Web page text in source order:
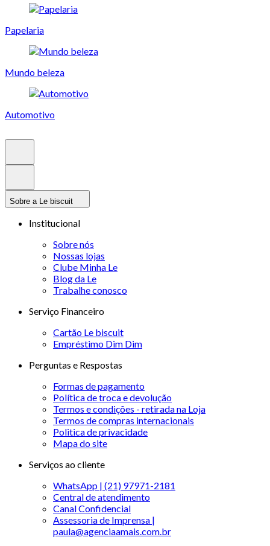
Papelaria
Mundo beleza
Automotivo
Sobre a Le biscuit
Institucional
Sobre nós
Nossas lojas
Clube Minha Le
Blog da Le
Trabalhe conosco
Serviço Financeiro
Cartão Le biscuit
Empréstimo Dim Dim
Perguntas e Respostas
Formas de pagamento
Política de troca e devolução
Termos e condições - retirada na Loja
Termos de compras internacionais
Politica de privacidade
Mapa do site
Serviços ao cliente
WhatsApp | (21) 97971-2181
Central de atendimento
Canal Confidencial
Assessoria de Imprensa |
paula@agenciaamais.com.br